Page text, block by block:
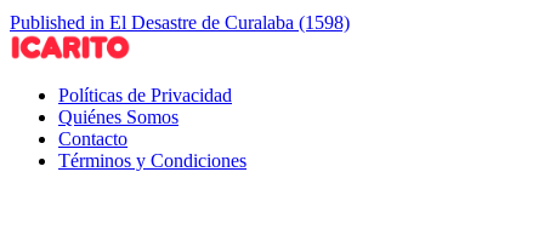
Published in El Desastre de Curalaba (1598)
Políticas de Privacidad
Quiénes Somos
Contacto
Términos y Condiciones